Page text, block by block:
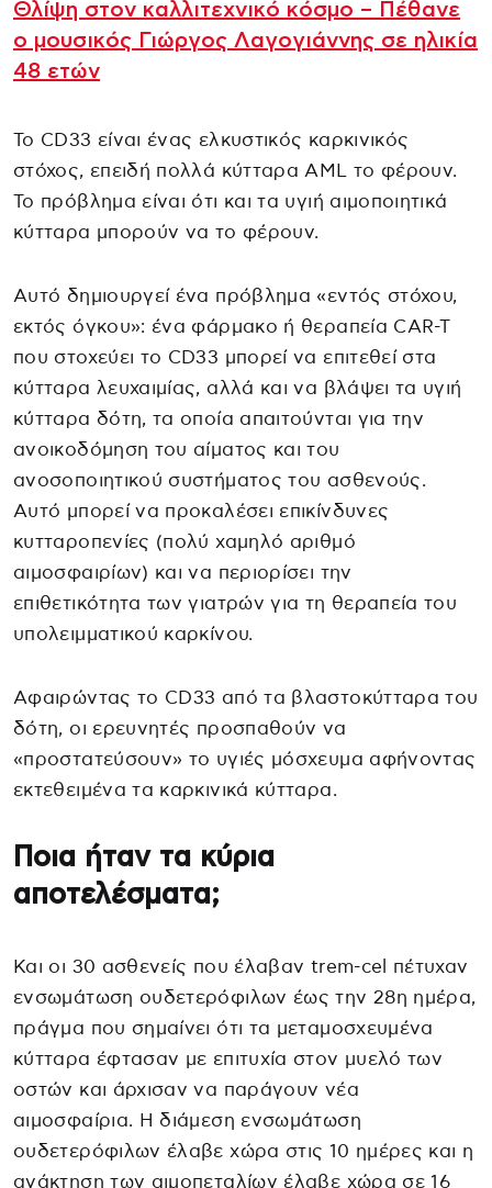
Θλίψη στον καλλιτεχνικό κόσμο – Πέθανε
ο μουσικός Γιώργος Λαγογιάννης σε ηλικία
48 ετών
Το CD33 είναι ένας ελκυστικός καρκινικός
στόχος, επειδή πολλά κύτταρα AML το φέρουν.
Το πρόβλημα είναι ότι και τα υγιή αιμοποιητικά
κύτταρα μπορούν να το φέρουν.
Αυτό δημιουργεί ένα πρόβλημα «εντός στόχου,
εκτός όγκου»: ένα φάρμακο ή θεραπεία CAR-T
που στοχεύει το CD33 μπορεί να επιτεθεί στα
κύτταρα λευχαιμίας, αλλά και να βλάψει τα υγιή
κύτταρα δότη, τα οποία απαιτούνται για την
ανοικοδόμηση του αίματος και του
ανοσοποιητικού συστήματος του ασθενούς.
Αυτό μπορεί να προκαλέσει επικίνδυνες
κυτταροπενίες (πολύ χαμηλό αριθμό
αιμοσφαιρίων) και να περιορίσει την
επιθετικότητα των γιατρών για τη θεραπεία του
υπολειμματικού καρκίνου.
Αφαιρώντας το CD33 από τα βλαστοκύτταρα του
δότη, οι ερευνητές προσπαθούν να
«προστατεύσουν» το υγιές μόσχευμα αφήνοντας
εκτεθειμένα τα καρκινικά κύτταρα.
Ποια ήταν τα κύρια
αποτελέσματα;
Και οι 30 ασθενείς που έλαβαν trem-cel πέτυχαν
ενσωμάτωση ουδετερόφιλων έως την 28η ημέρα,
πράγμα που σημαίνει ότι τα μεταμοσχευμένα
κύτταρα έφτασαν με επιτυχία στον μυελό των
οστών και άρχισαν να παράγουν νέα
αιμοσφαίρια. Η διάμεση ενσωμάτωση
ουδετερόφιλων έλαβε χώρα στις 10 ημέρες και η
ανάκτηση των αιμοπεταλίων έλαβε χώρα σε 16